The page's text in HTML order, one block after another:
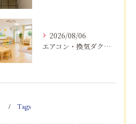
2026/08/06
エアコン・換気ダクトのカビ臭を根本改善する方法
Tags